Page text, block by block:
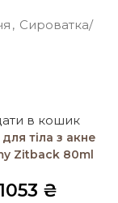
, Сироватка/
в кошик
тіла з акне
Zitback 80ml
₴